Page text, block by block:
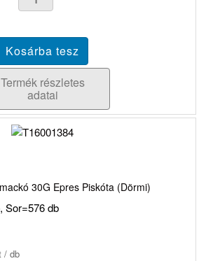
Termék részletes
adatai
30G Epres Piskóta (Dörmi)
Sor=576 db
/ db